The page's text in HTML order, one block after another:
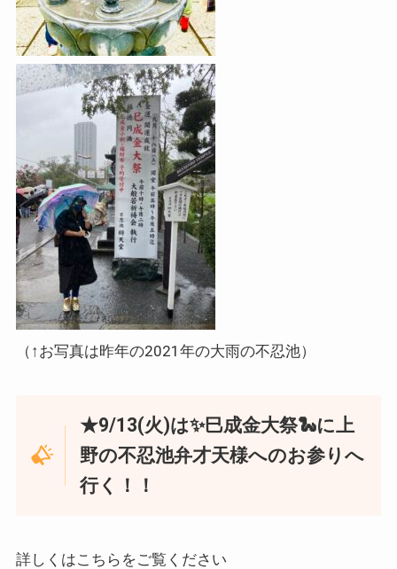
（↑お写真は昨年の2021年の大雨の不忍池）
★9/13(火)は✨巳成金大祭🐍に上
野の不忍池弁才天様へのお参りへ
行く！！
詳しくはこちらをご覧ください